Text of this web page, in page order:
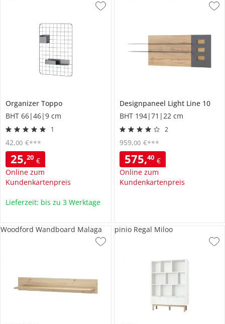
Organizer Toppo
BHT 66|46|9 cm
1
25,20 €
Online zum
Kundenkartenpreis
42,00 €***
Lieferzeit: bis zu 3 Werktage
Designpaneel Light Line 10
BHT 194|71|22 cm
2
575,40 €
Online zum
Kundenkartenpreis
959,00 €***
Woodford Wandboard Malaga pinio Regal Miloo